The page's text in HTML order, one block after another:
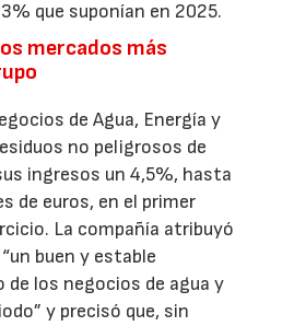
que suponían en 2025.
mercados más
de Agua, Energía y
no peligrosos de
ingresos un 4,5%, hasta
de euros, en el primer
La compañía atribuyó
buen y estable
los negocios de agua y
y precisó que, sin